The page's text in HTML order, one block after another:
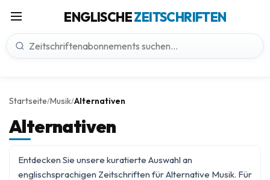
ENGLISCHEZEITSCHRIFTEN
Startseite/Musik/Alternativen
Alternativen
Entdecken Sie unsere kuratierte Auswahl an
englischsprachigen Zeitschriften für Alternative Musik. Für